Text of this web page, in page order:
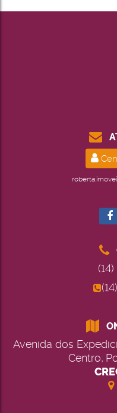
Avenida dos
Centro,